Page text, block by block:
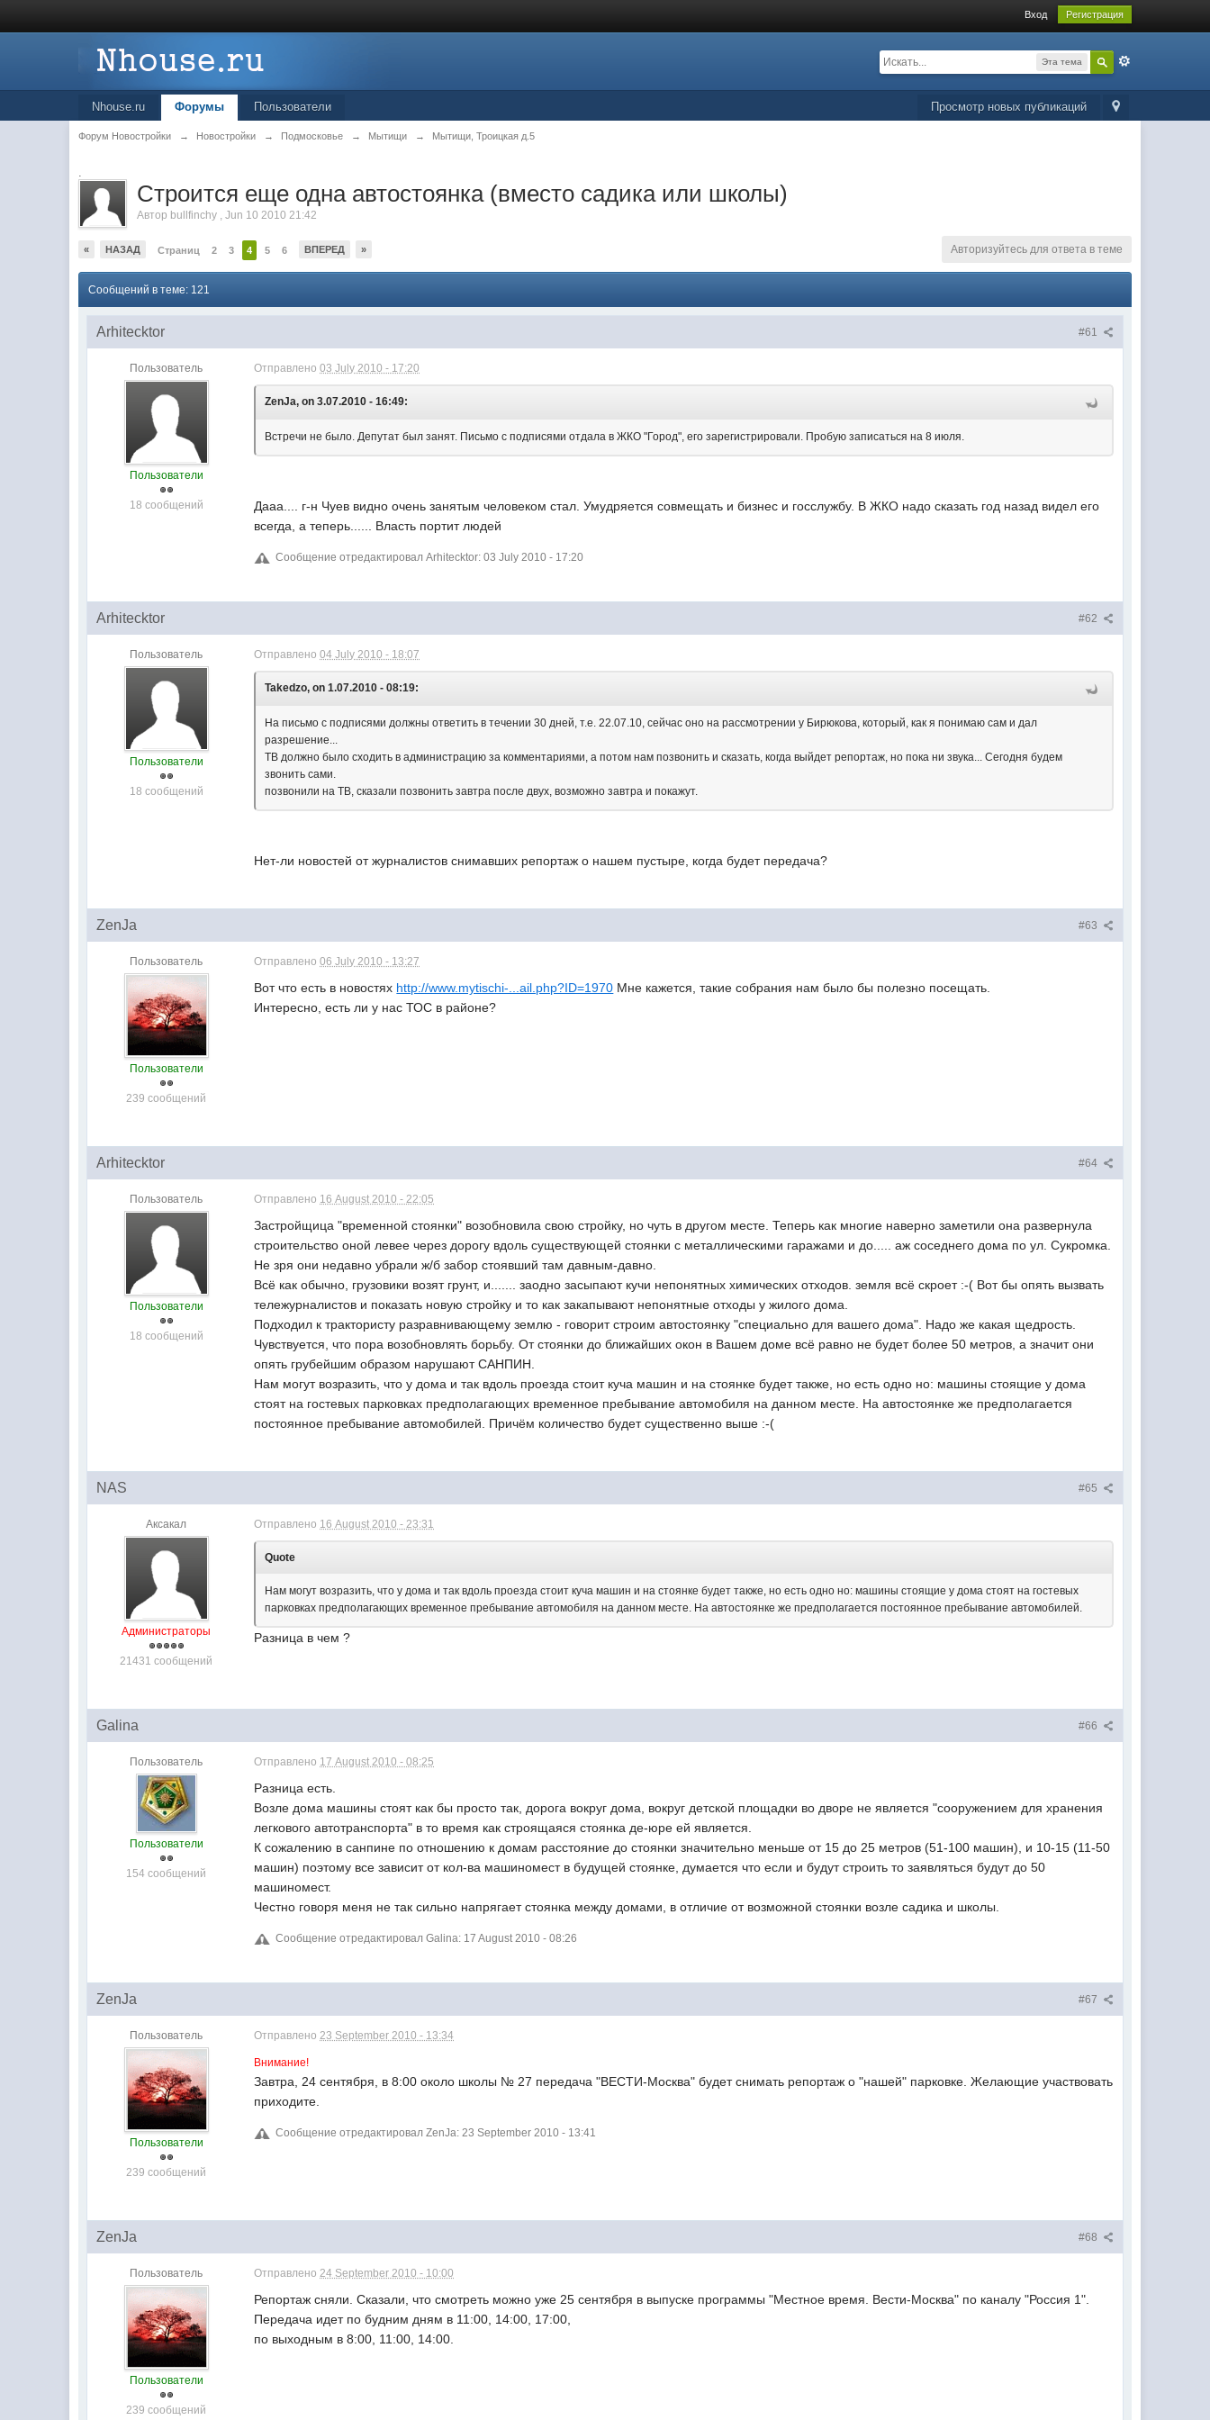
Вход Регистрация
Эта тема
Просмотр новых публикаций
Nhouse.ru Форумы Пользователи
Форум Новостройки → Новостройки → Подмосковье → Мытищи → Мытищи, Троицкая д.5
.
Строится еще одна автостоянка (вместо садика или школы)
Автор bullfinchy ,Jun 10 2010 21:42
« НАЗАД Страниц 2 3 4 5 6 ВПЕРЕД » Авторизуйтесь для ответа в теме
Сообщений в теме: 121
#61
Arhitecktor
Пользователь
Пользователи
18 сообщений
Отправлено03 July 2010 - 17:20
ZenJa, on 3.07.2010 - 16:49:
Встречи не было. Депутат был занят. Письмо с подписями отдала в ЖКО "Город", его зарегистрировали. Пробую записаться на 8 июля.
Дааа.... г-н Чуев видно очень занятым человеком стал. Умудряется совмещать и бизнес и госслужбу. В ЖКО надо сказать год назад видел его
всегда, а теперь...... Власть портит людей
Сообщение отредактировал Arhitecktor: 03 July 2010 - 17:20
#62
Arhitecktor
Пользователь
Пользователи
18 сообщений
Отправлено04 July 2010 - 18:07
Takedzo, on 1.07.2010 - 08:19:
На письмо с подписями должны ответить в течении 30 дней, т.е. 22.07.10, сейчас оно на рассмотрении у Бирюкова, который, как я понимаю сам и дал
разрешение...
ТВ должно было сходить в администрацию за комментариями, а потом нам позвонить и сказать, когда выйдет репортаж, но пока ни звука... Сегодня будем
звонить сами.
позвонили на ТВ, сказали позвонить завтра после двух, возможно завтра и покажут.
Нет-ли новостей от журналистов снимавших репортаж о нашем пустыре, когда будет передача?
#63
ZenJa
Пользователь
Пользователи
239 сообщений
Отправлено06 July 2010 - 13:27
Вот что есть в новостях http://www.mytischi-...ail.php?ID=1970 Мне кажется, такие собрания нам было бы полезно посещать.
Интересно, есть ли у нас ТОС в районе?
#64
Arhitecktor
Пользователь
Пользователи
18 сообщений
Отправлено 16 August 2010 - 22:05
Застройщица "временной стоянки" возобновила свою стройку, но чуть в другом месте. Теперь как многие наверно заметили она развернула
строительство оной левее через дорогу вдоль существующей стоянки с металлическими гаражами и до..... аж соседнего дома по ул. Сукромка.
Не зря они недавно убрали ж/б забор стоявший там давным-давно.
Всё как обычно, грузовики возят грунт, и....... заодно засыпают кучи непонятных химических отходов. земля всё скроет :-( Вот бы опять вызвать
тележурналистов и показать новую стройку и то как закапывают непонятные отходы у жилого дома.
Подходил к трактористу разравнивающему землю - говорит строим автостоянку "специально для вашего дома". Надо же какая щедрость.
Чувствуется, что пора возобновлять борьбу. От стоянки до ближайших окон в Вашем доме всё равно не будет более 50 метров, а значит они
опять грубейшим образом нарушают САНПИН.
Нам могут возразить, что у дома и так вдоль проезда стоит куча машин и на стоянке будет также, но есть одно но: машины стоящие у дома
стоят на гостевых парковках предполагающих временное пребывание автомобиля на данном месте. На автостоянке же предполагается
постоянное пребывание автомобилей. Причём количество будет существенно выше :-(
#65
NAS
Аксакал
Администраторы
21431 сообщений
Отправлено 16 August 2010 - 23:31
Quote
Нам могут возразить, что у дома и так вдоль проезда стоит куча машин и на стоянке будет также, но есть одно но: машины стоящие у дома стоят на гостевых
парковках предполагающих временное пребывание автомобиля на данном месте. На автостоянке же предполагается постоянное пребывание автомобилей.
Разница в чем ?
#66
Galina
Пользователь
Пользователи
154 сообщений
Отправлено 17 August 2010 - 08:25
Разница есть.
Возле дома машины стоят как бы просто так, дорога вокруг дома, вокруг детской площадки во дворе не является "сооружением для хранения
легкового автотранспорта" в то время как строящаяся стоянка де-юре ей является.
К сожалению в санпине по отношению к домам расстояние до стоянки значительно меньше от 15 до 25 метров (51-100 машин), и 10-15 (11-50
машин) поэтому все зависит от кол-ва машиномест в будущей стоянке, думается что если и будут строить то заявляться будут до 50
машиномест.
Честно говоря меня не так сильно напрягает стоянка между домами, в отличие от возможной стоянки возле садика и школы.
Сообщение отредактировал Galina: 17 August 2010 - 08:26
#67
ZenJa
Пользователь
Пользователи
239 сообщений
Отправлено23 September 2010 - 13:34
Внимание!
Завтра, 24 сентября, в 8:00 около школы № 27 передача "ВЕСТИ-Москва" будет снимать репортаж о "нашей" парковке. Желающие участвовать
приходите.
Сообщение отредактировал ZenJa: 23 September 2010 - 13:41
#68
ZenJa
Пользователь
Пользователи
239 сообщений
Отправлено24 September 2010 - 10:00
Репортаж сняли. Сказали, что смотреть можно уже 25 сентября в выпуске программы "Местное время. Вести-Москва" по каналу "Россия 1".
Передача идет по будним дням в 11:00, 14:00, 17:00,
по выходным в 8:00, 11:00, 14:00.